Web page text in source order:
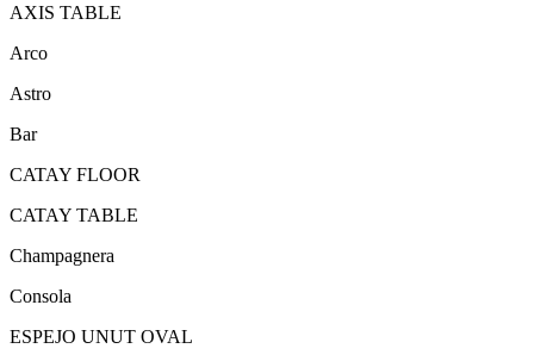
AXIS TABLE
Arco
Astro
Bar
CATAY FLOOR
CATAY TABLE
Champagnera
Consola
ESPEJO UNUT OVAL